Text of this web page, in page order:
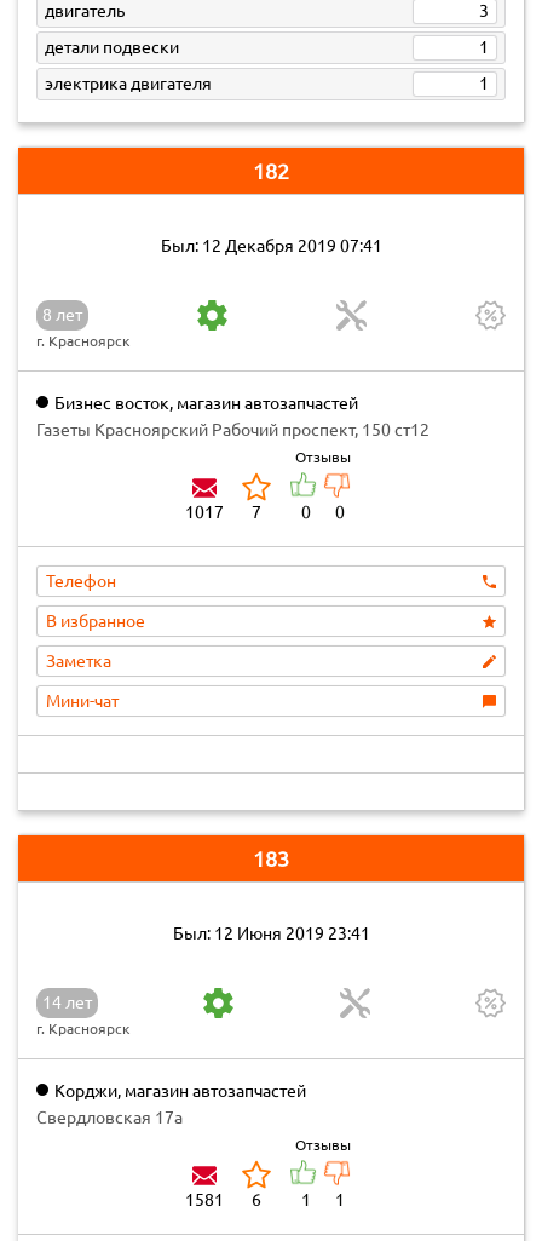
двигатель
3
детали подвески
1
электрика двигателя
1
182
Был: 12 Декабря 2019 07:41
8 лет
г. Красноярск
Бизнес восток, магазин автозапчастей
Газеты Красноярский Рабочий проспект, 150 ст12
1017 7
Отзывы
0 0
Телефон
В избранное
Заметка
Мини-чат
183
Был: 12 Июня 2019 23:41
14 лет
г. Красноярск
Корджи, магазин автозапчастей
Свердловская 17а
1581 6
Отзывы
1 1